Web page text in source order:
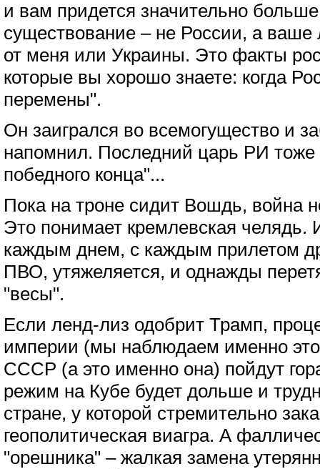
и вам придется значительно
существование – не России, а ваше
от меня или Украины. Это факты
которые вы хорошо знаете: когда
перемены".
Он заигрался во всемогущество и
напомнил. Последний царь РИ тоже
победного конца"...
Пока на троне сидит Вошдь, война
Это понимает кремлевская челядь.
каждым днем, с каждым прилетом
ПВО, утяжеляется, и однажды
"весы".
Если ленд-лиз одобрит Трамп,
империи (мы наблюдаем именно
СССР (а это именно она) пойдут
режим на Кубе будет дольше и
стране, у которой стремительно
геополитическая виагра. А
"орешника" – жалкая замена